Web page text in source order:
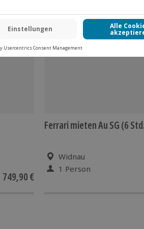
749,90 €
Ferrari mieten Au SG (6
Widnau
1 Person